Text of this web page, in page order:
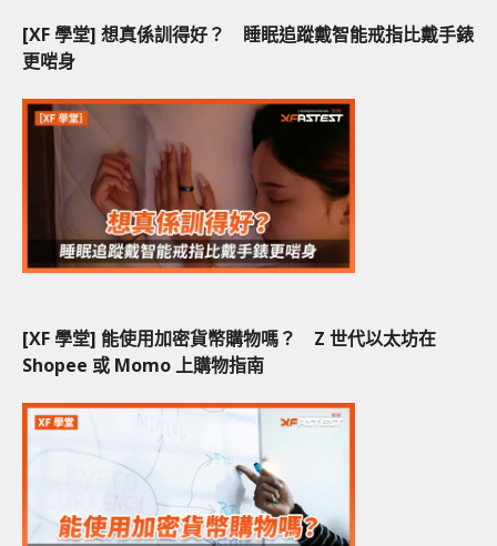
[XF 學堂] 想真係訓得好？ 睡眠追蹤戴智能戒指比戴手錶
更啱身
[XF 學堂] 能使用加密貨幣購物嗎？ Z 世代以太坊在
Shopee 或 Momo 上購物指南